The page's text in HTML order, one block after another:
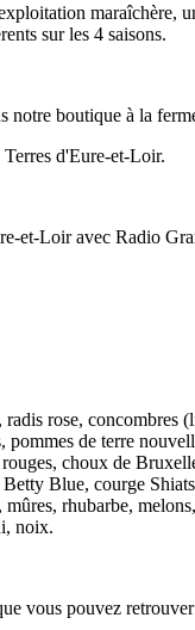
maraîchère,
sur les 4 saisons.
boutique à la
d'Eure-et-Loir.
et-Loir avec Radio
rose,
pommes de terre
choux de
Blue, courge
rhubarbe,
noix.
vous pouvez